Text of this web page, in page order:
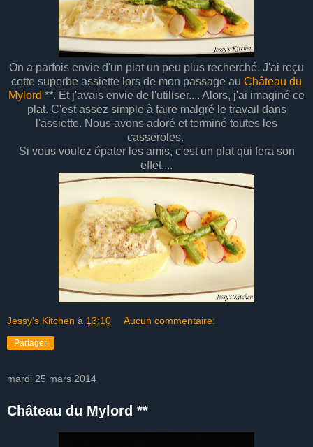
On a parfois envie d'un plat un peu plus recherché. J'ai reçu
cette superbe assiette lors de mon passage au Château du
Mylord **. Et j'avais envie de l'utiliser.... Alors, j'ai imaginé ce
plat. C'est assez simple à faire malgré le travail dans
l'assiette. Nous avons adoré et terminé toutes les
casseroles.
Si vous voulez épater les amis, c'est un plat qui fera son
effet....
Jessy's Kitchen à 13:10 Aucun commentaire:
Partager
mardi 25 mars 2014
Château du Mylord **